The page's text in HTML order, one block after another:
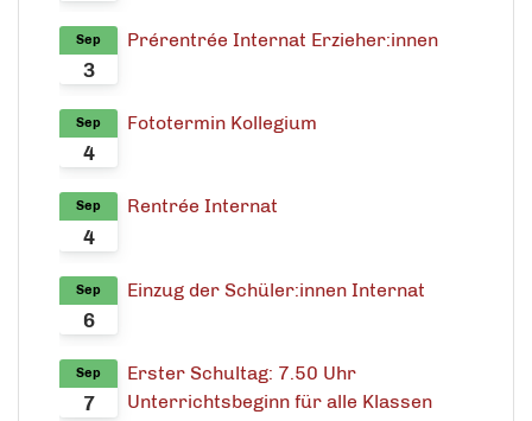
3
Sep Prérentrée Internat Erzieher:innen
4
Sep Fototermin Kollegium
4
Sep Rentrée Internat
6
Sep Einzug der Schüler:innen Internat
7
Sep
Erster Schultag: 7.50 Uhr
Unterrichtsbeginn für alle Klassen